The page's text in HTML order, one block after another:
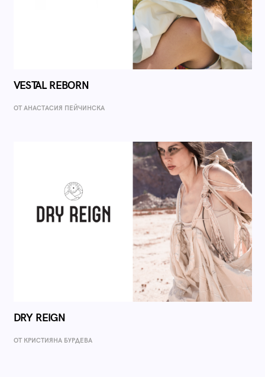
VESTAL REBORN
ОТ AНАСТАСИЯ ПЕЙЧИНСКА
DRY REIGN
ОТ КРИСТИЯНА БУРДЕВА